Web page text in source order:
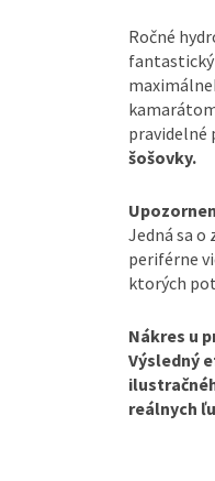
Ročné
pravidelné
šošovky.
Jedná sa o
periférne
ktorých
Nákres u
Výsledný
reálnych